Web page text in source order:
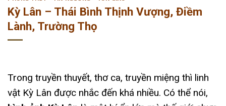
Kỳ Lân – Thái Bình Thịnh Vượng, Điềm
Lành, Trường Thọ
Trong truyền thuyết, thơ ca, truyền miệng thì linh
vật Kỳ Lân được nhắc đến khá nhiều. Có thể nói,